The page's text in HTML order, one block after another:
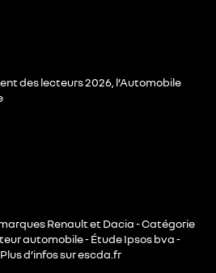
des lecteurs 2026, l’Automobile
Renault et Dacia - Catégorie
automobile - Étude Ipsos bva -
d’infos sur escda.fr